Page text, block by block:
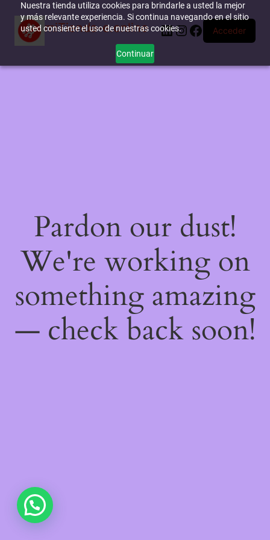
Nuestra tienda utiliza cookies para brindarle a usted la mejor
y más relevante experiencia. Si continua navegando en el sitio
usted consiente el uso de nuestras cookies.
Continuar
miTienda-e.online LinkedIn
Instagram
Facebook
Acceder
Pardon our dust!
We're working on
something amazing
— check back soon!